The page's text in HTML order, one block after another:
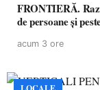
FRONTIERĂ.
de persoane și
acum 3 ore